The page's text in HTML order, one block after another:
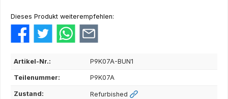
Dieses Produkt weiterempfehlen:
Artikel-Nr.: P9K07A-BUN1
Teilenummer: P9K07A
Zustand: Refurbished